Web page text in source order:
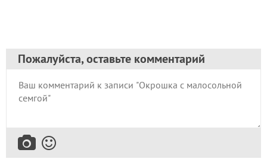
Пожалуйста, оставьте комментарий